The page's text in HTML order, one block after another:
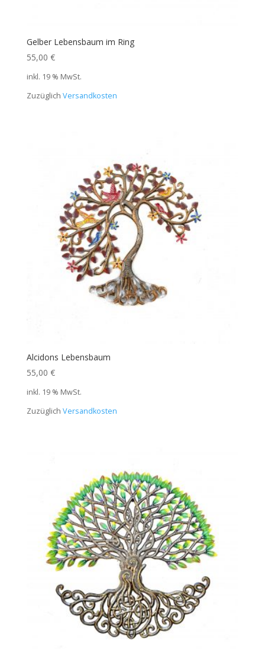
Gelber Lebensbaum im Ring
55,00 €
inkl. 19 % MwSt.
Zuzüglich Versandkosten
Alcidons Lebensbaum
55,00 €
inkl. 19 % MwSt.
Zuzüglich Versandkosten